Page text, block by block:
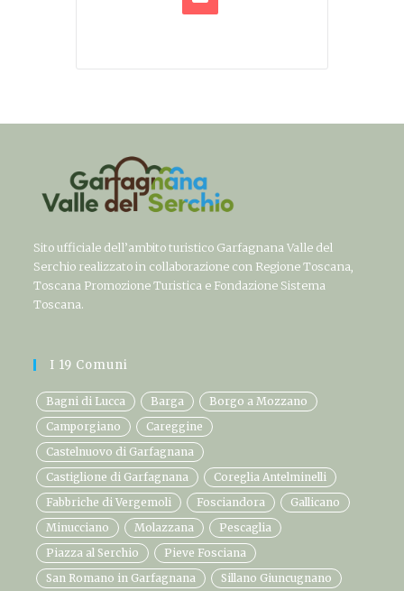
Sito ufficiale dell’ambito turistico Garfagnana Valle del
Serchio realizzato in collaborazione con Regione Toscana,
Toscana Promozione Turistica e Fondazione Sistema
Toscana.
I 19 Comuni
Bagni di Lucca Barga
Borgo a Mozzano
Camporgiano
Careggine
Castelnuovo di Garfagnana
Castiglione di Garfagnana
Coreglia Antelminelli
Fabbriche di Vergemoli
Fosciandora
Gallicano
Minucciano
Molazzana
Pescaglia
Piazza al Serchio
Pieve Fosciana
San Romano in Garfagnana
Sillano Giuncugnano